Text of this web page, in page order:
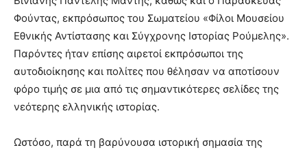
Φούντας, εκπρόσωπος του Σωματείου «Φίλοι Μουσείου
Εθνικής Αντίστασης και Σύγχρονης Ιστορίας Ρούμελης».
Παρόντες ήταν επίσης αιρετοί εκπρόσωποι της
αυτοδιοίκησης και πολίτες που θέλησαν να αποτίσουν
φόρο τιμής σε μια από τις σημαντικότερες σελίδες της
νεότερης ελληνικής ιστορίας.
Ωστόσο, παρά τη βαρύνουσα ιστορική σημασία της